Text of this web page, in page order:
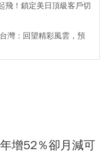
飛！鎖定美日頂級客戶切
灣：回望精彩風雲，預
增52％卻月減可